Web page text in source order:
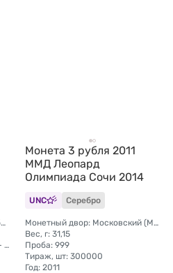
Монетный двор: Санкт-Петербургский (СПМД)
Проба: Серебро - 925, Золото - 999
Монета 3 рубля 2011
ММД Леопард
Олимпиада Сочи 2014
UNC Серебро
Монетный двор: Московский (ММД)
Вес, г: 31,15
Проба: 999
Тираж, шт: 300000
Год: 2011